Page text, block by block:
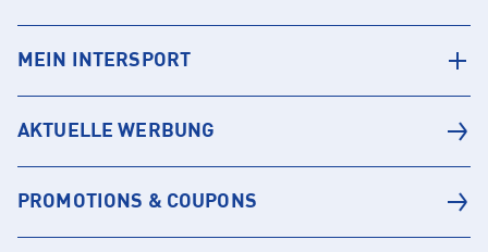
MEIN INTERSPORT
AKTUELLE WERBUNG
PROMOTIONS & COUPONS